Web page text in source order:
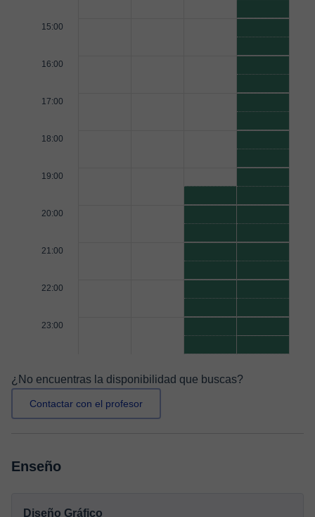
15:00
16:00
17:00
18:00
19:00
20:00
21:00
22:00
23:00
¿No encuentras la disponibilidad que buscas?
Contactar con el profesor
Enseño
Diseño Gráfico